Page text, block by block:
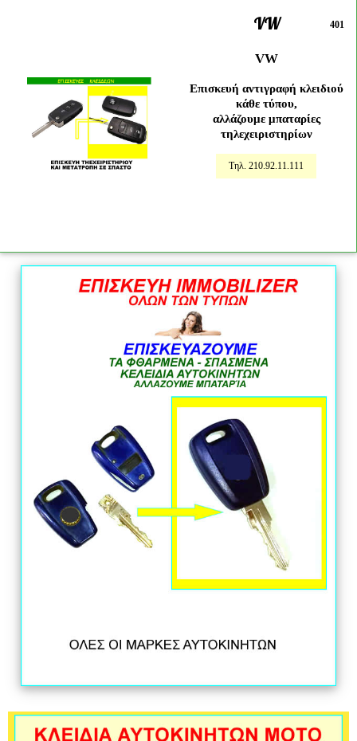
VW
VW
Επισκευή αντιγραφή κλειδιού
κάθε τύπου,
αλλάζουμε μπαταρίες
τηλεχειριστηρίων
Τηλ. 210.92.11.111
401